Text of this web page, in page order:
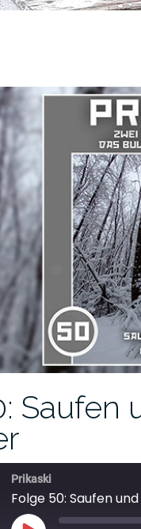
Saufen
Prikaski
Folge 50: Saufen